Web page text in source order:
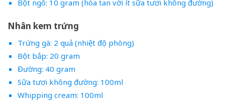
Bột ngô: 10 gram (hòa tan với ít sữa tươi không đường)
Nhân kem trứng
Trứng gà: 2 quả (nhiệt độ phòng)
Bột bắp: 20 gram
Đường: 40 gram
Sữa tươi không đường: 100ml
Whipping cream: 100ml